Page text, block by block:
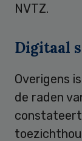
NVTZ.
Digitaal
Overigens
de raden
constateert